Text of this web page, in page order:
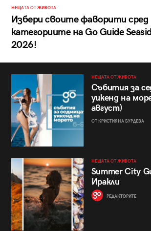
НЕЩАТА ОТ ЖИВОТА
Избери своите фаворити сред
категориите на Go Guide
2026!
НЕЩАТА ОТ ЖИВОТА
Събития за
уикенд на
август)
ОТ КРИСТИЯНА БУРДЕВА
НЕЩАТА ОТ ЖИВОТА
Summer City
Иракли
РЕДАКТОРИТЕ